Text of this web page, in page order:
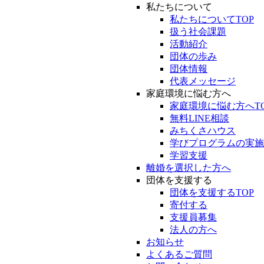
私たちについて
私たちについてTOP
扱う社会課題
活動紹介
団体の歩み
団体情報
代表メッセージ
家庭環境に悩む方へ
家庭環境に悩む方へ
無料LINE相談
みちくさハウス
学びプログラムの実施
学習支援
離婚を選択した方へ
団体を支援する
団体を支援するTOP
寄付する
支援員募集
法人の方へ
お知らせ
よくあるご質問